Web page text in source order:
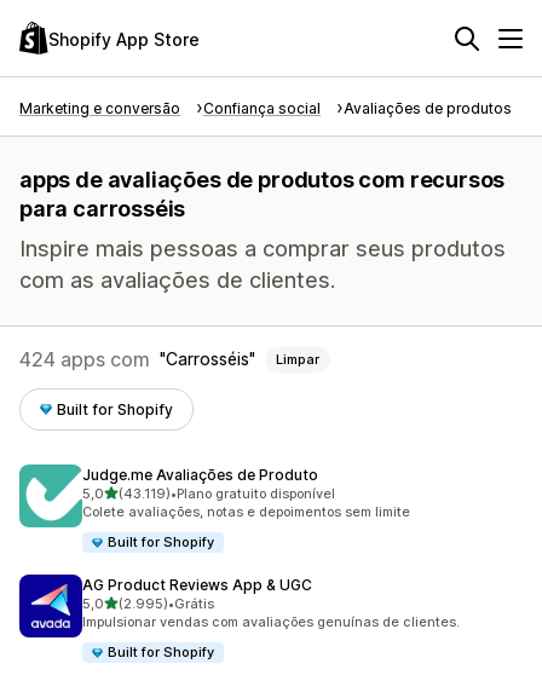
Shopify App Store
Marketing e conversão Confiança social Avaliações de produtos
apps de avaliações de produtos com recursos
para carrosséis
Inspire mais pessoas a comprar seus produtos
com as avaliações de clientes.
424 apps com Carrosséis Limpar
Built for Shopify
Judge.me Avaliações de Produto
5,0de 5 estrelas
(43.119)
43119 avaliações ao todo
•Plano gratuito disponível
Colete avaliações, notas e depoimentos sem limite
Built for Shopify
AG Product Reviews App & UGC
5,0de 5 estrelas
(2.995)
2995 avaliações ao todo
•Grátis
Impulsionar vendas com avaliações genuínas de clientes.
Built for Shopify